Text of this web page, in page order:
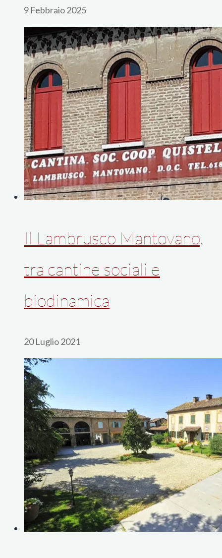
9 Febbraio 2025
Il Lambrusco Mantovano,
tra cantine sociali e
biodinamica
20 Luglio 2021